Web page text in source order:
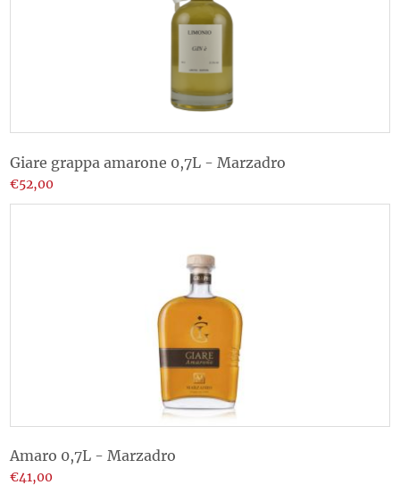
Giare grappa amarone 0,7L - Marzadro
€52,00
Amaro 0,7L - Marzadro
€41,00